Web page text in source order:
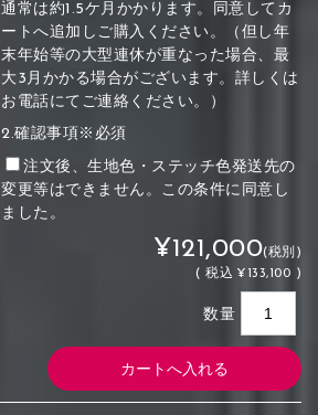
通常は約1.5ケ月かかります。同意してカ
ートへ追加しご購入ください。（但し年
末年始等の大型連休が重なった場合、最
大3月かかる場合がございます。詳しくは
お電話にてご連絡ください。）
2.確認事項※必須
注文後、生地色・ステッチ色発送先の
変更等はできません。この条件に同意し
ました。
¥121,000(税別)
(税込 ¥133,100 )
数量